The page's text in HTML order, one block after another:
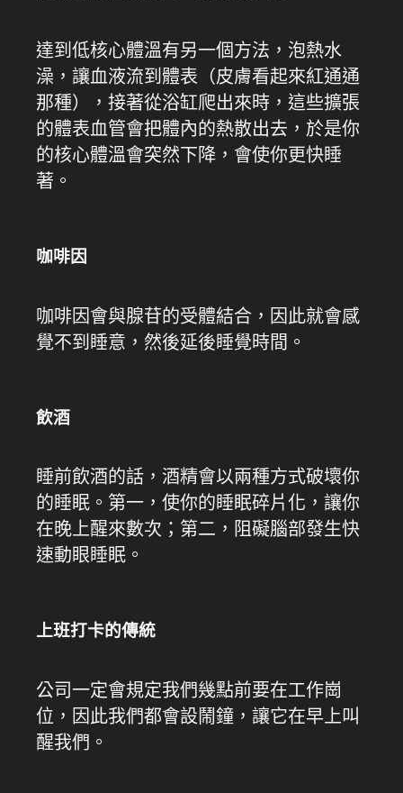
達到低核心體溫有另一個方法，泡熱水
澡，讓血液流到體表（皮膚看起來紅通通
那種），接著從浴缸爬出來時，這些擴張
的體表血管會把體內的熱散出去，於是你
的核心體溫會突然下降，會使你更快睡
著。
咖啡因
咖啡因會與腺苷的受體結合，因此就會感
覺不到睡意，然後延後睡覺時間。
飲酒
睡前飲酒的話，酒精會以兩種方式破壞你
的睡眠。第一，使你的睡眠碎片化，讓你
在晚上醒來數次；第二，阻礙腦部發生快
速動眼睡眠。
上班打卡的傳統
公司一定會規定我們幾點前要在工作崗
位，因此我們都會設鬧鐘，讓它在早上叫
醒我們。